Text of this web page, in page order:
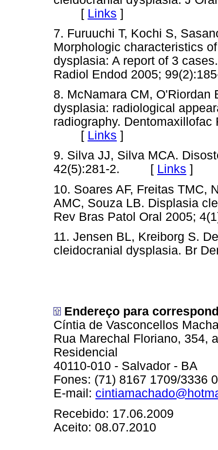
[ Links ]
7. Furuuchi T, Kochi S,
Morphologic characteristics
dysplasia: A report of 3
Radiol Endod 2005;
8. McNamara CM,
dysplasia: radiological
radiography. Dentomaxillofac
[ Links ]
9. Silva JJ, Silva MCA.
42(5):281-2. [ Links ]
10. Soares AF, Freitas TMC,
AMC, Souza LB. Displasia
Rev Bras Patol Oral
11. Jensen BL, Kreiborg S.
cleidocranial dysplasia. Br
Endereço para
Cíntia de Vasconcellos
Rua Marechal Floriano, 354,
Residencial
40110-010 - Salvador - BA
Fones: (71) 8167 1709/3336
E-mail:
Recebido: 17.06.2009
Aceito: 08.07.2010